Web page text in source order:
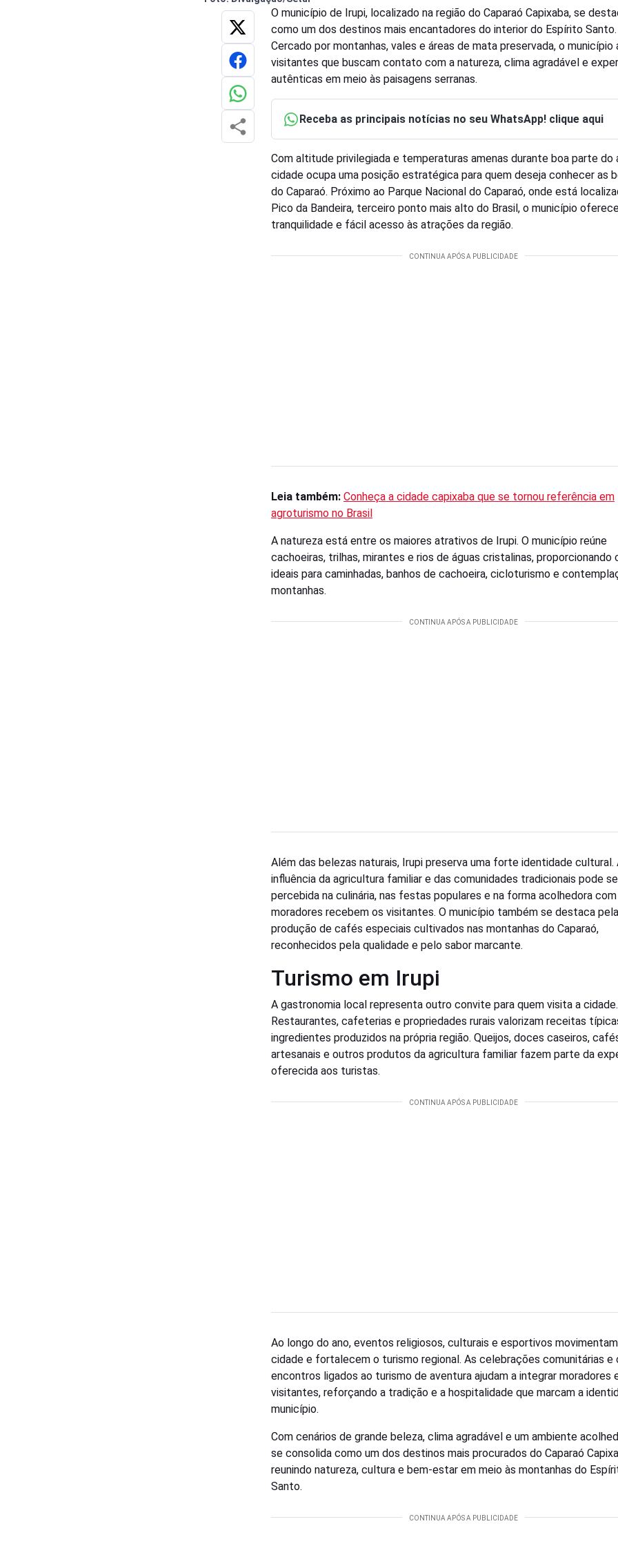
O município de Irupi, localizado na região do Caparaó Capixaba, se
como um dos destinos mais encantadores do interior do Espírito Santo.
Cercado por montanhas, vales e áreas de mata preservada, o município
visitantes que buscam contato com a natureza, clima agradável e
autênticas em meio às paisagens serranas.
Receba as principais notícias no seu WhatsApp! clique aqui
Com altitude privilegiada e temperaturas amenas durante boa parte do
cidade ocupa uma posição estratégica para quem deseja conhecer as
do Caparaó. Próximo ao Parque Nacional do Caparaó, onde está
Pico da Bandeira, terceiro ponto mais alto do Brasil, o município
tranquilidade e fácil acesso às atrações da região.
Leia também: Conheça a cidade capixaba que se tornou referência em
agroturismo no Brasil
A natureza está entre os maiores atrativos de Irupi. O município reúne
cachoeiras, trilhas, mirantes e rios de águas cristalinas, proporcionando
ideais para caminhadas, banhos de cachoeira, cicloturismo e
montanhas.
Além das belezas naturais, Irupi preserva uma forte identidade cultural.
influência da agricultura familiar e das comunidades tradicionais pode
percebida na culinária, nas festas populares e na forma acolhedora
moradores recebem os visitantes. O município também se destaca pela
produção de cafés especiais cultivados nas montanhas do Caparaó,
reconhecidos pela qualidade e pelo sabor marcante.
Turismo em Irupi
A gastronomia local representa outro convite para quem visita a cidade.
Restaurantes, cafeterias e propriedades rurais valorizam receitas
ingredientes produzidos na própria região. Queijos, doces caseiros,
artesanais e outros produtos da agricultura familiar fazem parte da
oferecida aos turistas.
Ao longo do ano, eventos religiosos, culturais e esportivos
cidade e fortalecem o turismo regional. As celebrações comunitárias e
encontros ligados ao turismo de aventura ajudam a integrar moradores
visitantes, reforçando a tradição e a hospitalidade que marcam a
município.
Com cenários de grande beleza, clima agradável e um ambiente
se consolida como um dos destinos mais procurados do Caparaó
reunindo natureza, cultura e bem-estar em meio às montanhas do
Santo.